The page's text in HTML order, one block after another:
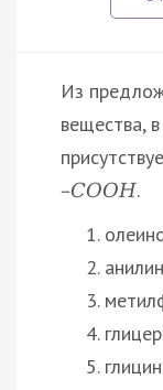
Из
вещества,
–СООН.
анилин
глицин